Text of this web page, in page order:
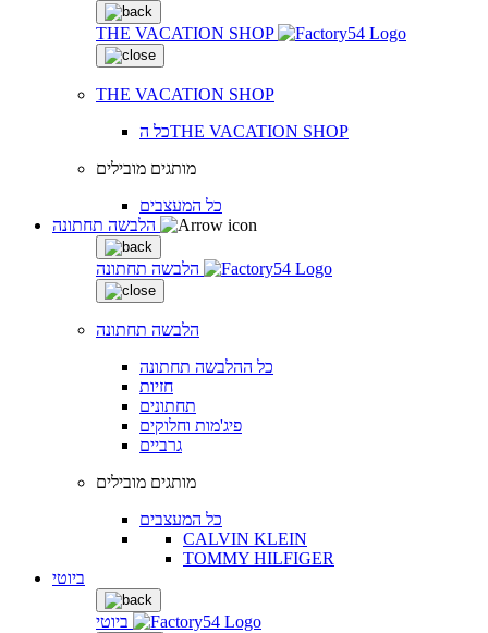
THE VACATION SHOP
THE VACATION SHOP
כל הTHE VACATION SHOP
מותגים מובילים
כל המעצבים
הלבשה תחתונה
הלבשה תחתונה
כל ההלבשה תחתונה
חזיות
תחתונים
פיג'מות וחלוקים
גרביים
מותגים מובילים
כל המעצבים
CALVIN KLEIN
TOMMY HILFIGER
ביוטי
ביוטי